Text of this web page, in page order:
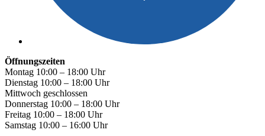
Öffnungszeiten
Montag 10:00 – 18:00 Uhr
Dienstag 10:00 – 18:00 Uhr
Mittwoch geschlossen
Donnerstag 10:00 – 18:00 Uhr
Freitag 10:00 – 18:00 Uhr
Samstag 10:00 – 16:00 Uhr